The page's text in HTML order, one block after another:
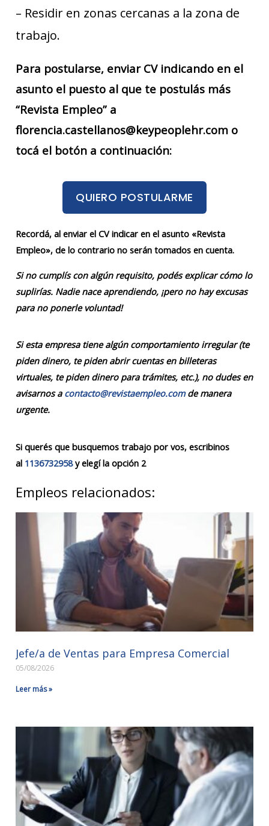
– Residir en zonas cercanas a la zona de
trabajo.
Para postularse, enviar CV indicando en el
asunto el puesto al que te postulás más
“Revista Empleo” a
florencia.castellanos@keypeoplehr.com o
tocá el botón a continuación:
QUIERO POSTULARME
Recordá, al enviar el CV indicar en el asunto «Revista
Empleo», de lo contrario no serán tomados en cuenta.
Si no cumplís con algún requisito, podés explicar cómo lo
suplirías. Nadie nace aprendiendo, ¡pero no hay excusas
para no ponerle voluntad!
Si esta empresa tiene algún comportamiento irregular (te
piden dinero, te piden abrir cuentas en billeteras
virtuales, te piden dinero para trámites, etc.), no dudes en
avisarnos a contacto@revistaempleo.comde manera
urgente.
Si querés que busquemos trabajo por vos, escribinos
al 1136732958y elegí la opción 2
Empleos relacionados:
Jefe/a de Ventas para Empresa Comercial
05/08/2026
Leer más »